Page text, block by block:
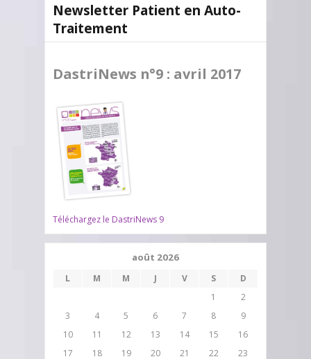
Newsletter Patient en Auto-
Traitement
DastriNews n°9 : avril 2017
Téléchargez le DastriNews 9
août 2026
L M M J V S
D
1
2
3
4 5 6 7 8
9
10
11 12 13 14 15
16
17
18 19 20 21 22
23